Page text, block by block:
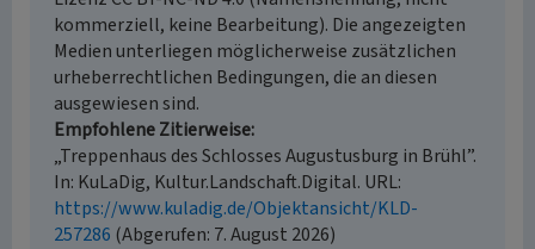
kommerziell, keine Bearbeitung). Die angezeigten
Medien unterliegen möglicherweise zusätzlichen
urheberrechtlichen Bedingungen, die an diesen
ausgewiesen sind.
Empfohlene Zitierweise
„Treppenhaus des Schlosses Augustusburg in Brühl”.
In: KuLaDig, Kultur.Landschaft.Digital. URL:
https://www.kuladig.de/Objektansicht/KLD-
257286 (Abgerufen: 7. August 2026)